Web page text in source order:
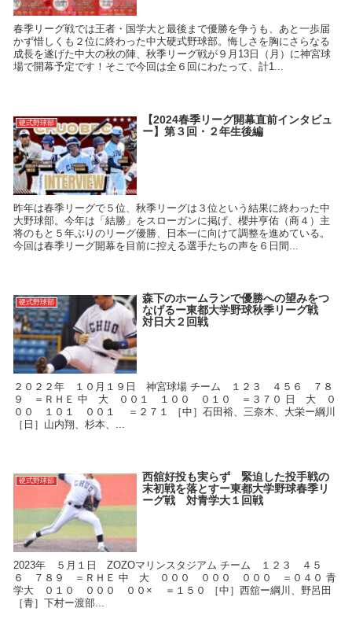
春季リーグ戦では王者・国学大と最後まで優勝を争うも、あと一歩届
かず惜しくも２位に終わった中大硬式野球部。悔しさを胸にさらなる
成長を遂げた中大の秋の陣、秋季リーグ戦が９月13日（月）に神宮球
場で開幕予定です！そこで今回は全６回にわたって、計1...
硬式野球部
【2024春季リーグ開幕直前インタビュ
ー】第３回・２年生後編
昨年は春季リーグで５位、秋季リーグは３位という結果に終わった中
大野球部。今年は「結勝」をスローガンに掲げ、櫻井亨佑（商４）主
将のもと５年ぶりのリーグ優勝、日本一に向けて調整を進めている。
今回は春季リーグ開幕を目前に控える選手たちの声を６日間...
硬式野球部
森下のホームランで優勝への望みをつ
なげるー東都大学野球秋季リーグ戦
対日大２回戦
２０２２年 １０月１９日 神宮球場 チーム １２３ ４５６ ７８
９ ＝ＲＨＥ 中 大 ００１ １００ ０１０ ＝３７０ 日 大 ０
００ １０１ ００１ ＝２７１ ［中］石田裕、三奈木、大栄ー綱川
［日］山内翔、杉本、...
硬式野球部
西舘好投も実らず 緊迫した投手戦の
末初戦を落とすー東都大学野球春季リ
ーグ戦 対青学大１回戦
2023年 ５月１日 ZOZOマリンスタジアム チーム １２３ ４５
６ ７８９ ＝ＲＨＥ 中 大 ０００ ０００ ０００ ＝０４０ 青
学大 ０１０ ０００ ００× ＝１５０ ［中］西舘ー綱川、野呂田
［青］下村ー渡部...